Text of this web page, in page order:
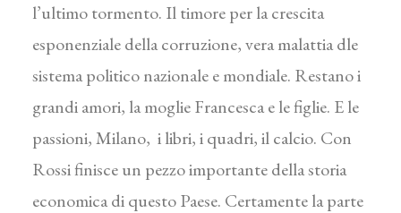
l’ultimo tormento. Il timore per la crescita
esponenziale della corruzione, vera malattia dle
sistema politico nazionale e mondiale. Restano i
grandi amori, la moglie Francesca e le figlie. E le
passioni, Milano, i libri, i quadri, il calcio. Con
Rossi finisce un pezzo importante della storia
economica di questo Paese. Certamente la parte